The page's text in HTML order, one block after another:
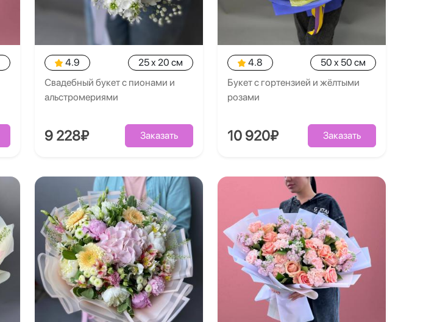
4.9
25 x 20 см
Свадебный букет с пионами и
альстромериями
9 228₽ Заказать
4.8
50 x 50 см
Букет с гортензией и жёлтыми
розами
10 920₽ Заказать